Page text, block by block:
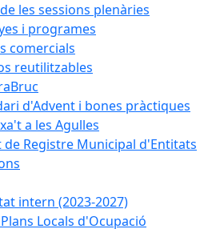
les sessions plenàries
i programes
comercials
reutilitzables
d'Advent i bones pràctiques
a les Agulles
de Registre Municipal d'Entitats
intern (2023-2027)
Locals d'Ocupació